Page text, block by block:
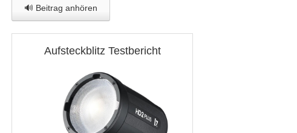
🔊 Beitrag anhören
Aufsteckblitz Testbericht